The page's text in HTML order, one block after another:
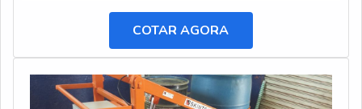
COTAR AGORA